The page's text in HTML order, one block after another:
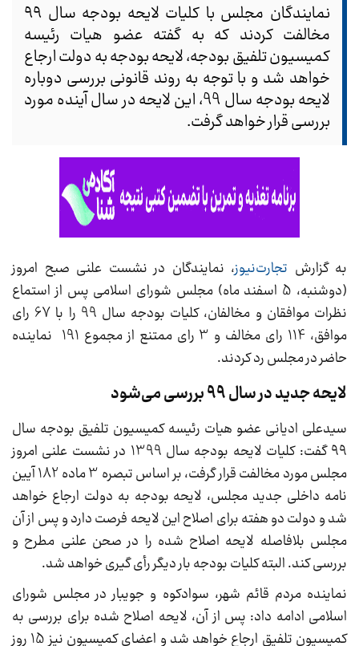
نمایندگان مجلس با کلیات لایحه بودجه سال ۹۹
مخالفت کردند که به گفته عضو هیات رئیسه
کمیسیون تلفیق بودجه، لایحه بودجه به دولت ارجاع
خواهد شد و با توجه به روند قانونی بررسی دوباره
لایحه بودجه سال 99، این لایحه در سال آینده مورد
بررسی قرار خواهد گرفت.
به گزارش تجارت‌نیوز، نمایندگان در نشست علنی صبح امروز
(دوشنبه، 5 اسفند ‌ماه) مجلس شورای اسلامی پس از استماع
نظرات موافقان و مخالفان، کلیات بودجه سال 99 را با 67 ‏رای
موافق، 114 ‏رای مخالف و 3 ‏رای ممتنع از مجموع 191 ‏ نماینده
حاضر در مجلس رد کردند.
لایحه جدید در سال ۹۹ بررسی می‌شود
سیدعلی ادیانی عضو هیات رئیسه کمیسیون تلفیق بودجه سال
۹۹ گفت: کلیات لایحه بودجه سال 1399 در نشست علنی امروز
مجلس مورد مخالفت قرار گرفت، بر اساس تبصره 3 ماده 182 آیین
نامه داخلی جدید مجلس، لایحه بودجه به دولت ارجاع خواهد
شد و دولت دو هفته برای اصلاح این لایحه فرصت دارد و پس از آن
مجلس بلافاصله لایحه اصلاح شده را در صحن علنی مطرح و
بررسی کند. البته کلیات بودجه بار دیگر رأی گیری خواهد شد.
نماینده مردم قائم شهر، سوادکوه و جویبار در مجلس شورای
اسلامی ادامه داد: پس از آن، لایحه اصلاح شده برای بررسی به
کمیسیون تلفیق ارجاع خواهد شد و اعضای کمیسیون نیز 15 روز